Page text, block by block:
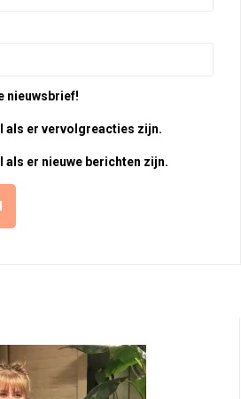
nieuwsbrief!
als er vervolgreacties zijn.
als er nieuwe berichten zijn.